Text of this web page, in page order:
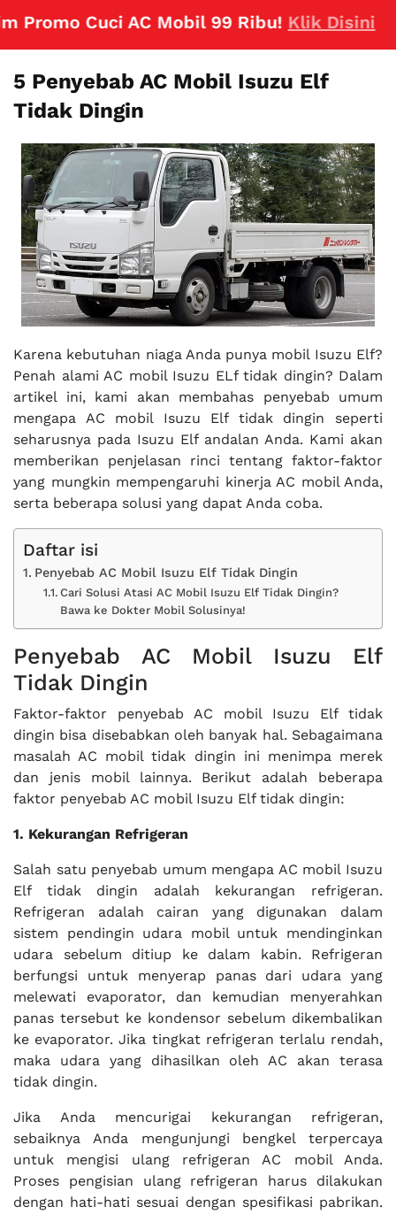
Cuci AC Mobil 99 Ribu!Klik Disini
5 Penyebab AC Mobil Isuzu Elf
Tidak Dingin
Karena kebutuhan niaga Anda punya mobil Isuzu Elf?
Penah alami AC mobil Isuzu ELf tidak dingin? Dalam
artikel ini, kami akan membahas penyebab umum
mengapa AC mobil Isuzu Elf tidak dingin seperti
seharusnya pada Isuzu Elf andalan Anda. Kami akan
memberikan penjelasan rinci tentang faktor-faktor
yang mungkin mempengaruhi kinerja AC mobil Anda,
serta beberapa solusi yang dapat Anda coba.
Daftar isi
Penyebab AC Mobil Isuzu Elf Tidak Dingin
Cari Solusi Atasi AC Mobil Isuzu Elf Tidak Dingin?
Bawa ke Dokter Mobil Solusinya!
Penyebab AC Mobil Isuzu Elf
Tidak Dingin
Faktor-faktor penyebab AC mobil Isuzu Elf tidak
dingin bisa disebabkan oleh banyak hal. Sebagaimana
masalah AC mobil tidak dingin ini menimpa merek
dan jenis mobil lainnya. Berikut adalah beberapa
faktor penyebab AC mobil Isuzu Elf tidak dingin:
1. Kekurangan Refrigeran
Salah satu penyebab umum mengapa AC mobil Isuzu
Elf tidak dingin adalah kekurangan refrigeran.
Refrigeran adalah cairan yang digunakan dalam
sistem pendingin udara mobil untuk mendinginkan
udara sebelum ditiup ke dalam kabin. Refrigeran
berfungsi untuk menyerap panas dari udara yang
melewati evaporator, dan kemudian menyerahkan
panas tersebut ke kondensor sebelum dikembalikan
ke evaporator. Jika tingkat refrigeran terlalu rendah,
maka udara yang dihasilkan oleh AC akan terasa
tidak dingin.
Jika Anda mencurigai kekurangan refrigeran,
sebaiknya Anda mengunjungi bengkel terpercaya
untuk mengisi ulang refrigeran AC mobil Anda.
Proses pengisian ulang refrigeran harus dilakukan
dengan hati-hati sesuai dengan spesifikasi pabrikan.